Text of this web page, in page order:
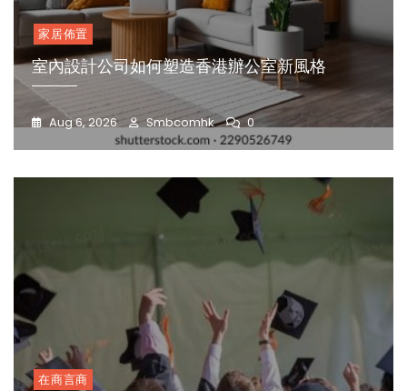
家居佈置
室內設計公司如何塑造香港辦公室新風格
Aug 6, 2026 Smbcomhk 0
在商言商